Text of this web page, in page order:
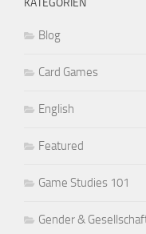
Blog
Card Games
English
Featured
Game Studies 101
Gender &